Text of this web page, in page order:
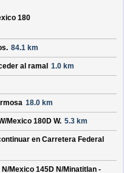
180
. 84.1 km
al ramal 1.0 km
18.0 km
Mexico 180D W. 5.3 km
en Carretera Federal
N/Mexico 145D N/Minatitlan -